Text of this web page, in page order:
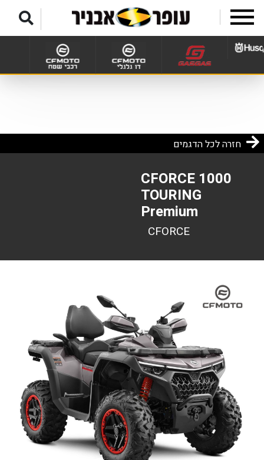
חזרה לכל הדגמים
CFORCE 1000
TOURING
Premium
CFORCE